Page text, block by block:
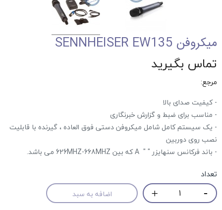
میکروفن SENNHEISER EW135
تماس بگیرید
مرجع:
- کیفیت صدای بالا
- مناسب برای ضبط و گزارش خبرنگاری
- یک سیستم کامل شامل میکروفن دستی فوق العاده ، گیرنده با قابلیت
نصب روی دوربین
- باند فرکانس سنهایزر " " A که بین 626MHZ-668MHZ می باشد.
تعداد
اضافه به سبد